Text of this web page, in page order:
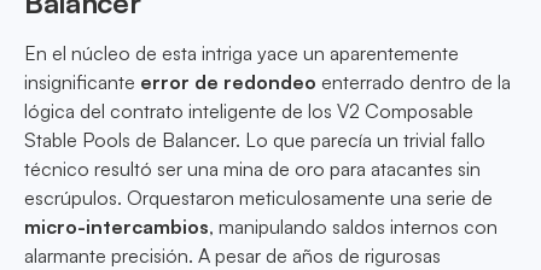
En el núcleo de esta intriga yace un aparentemente
insignificante error de redondeo enterrado dentro de la
lógica del contrato inteligente de los V2 Composable
Stable Pools de Balancer. Lo que parecía un trivial fallo
técnico resultó ser una mina de oro para atacantes sin
escrúpulos. Orquestaron meticulosamente una serie de
micro-intercambios, manipulando saldos internos con
alarmante precisión. A pesar de años de rigurosas